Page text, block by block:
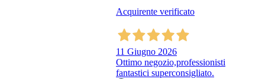
Acquirente verificato
11 Giugno 2026
Ottimo negozio,professionisti
fantastici superconsigliato.